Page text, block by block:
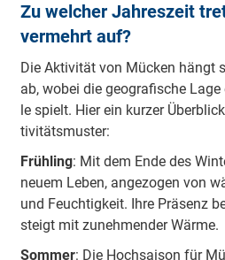
Zu welcher Jahreszeit
vermehrt auf?
Die Ak­ti­vi­tät von Mü­cken hängt
ab, wo­bei die geo­gra­fi­sche
le spielt. Hier ein kur­zer
ti­vi­täts­mus­ter:
Früh­ling: Mit dem En­de des
neu­em Le­ben, an­ge­zo­gen von
und Feuch­tig­keit. Ih­re Prä­senz
steigt mit zu­neh­men­der Wär­me.
Som­mer: Die Hoch­sai­son für